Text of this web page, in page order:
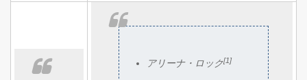
アリーナ・ロック[1]